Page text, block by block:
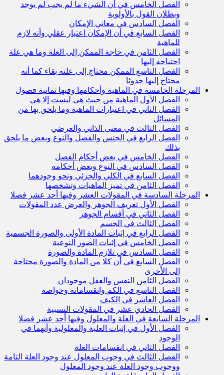
الفصل الخامس في أن الشيء ما لم يجب لم يوجد
وبطلان القول بالأولوية
الفصل السادس في معاني الإمكان
الفصل السابع في أن الإمكان اعتبار عقلي وأنه لازم
للماهية
الفصل الثامن في حاجة الممكن إلى العلة وما هي علة
احتياجه إليها
الفصل التاسع الممكن محتاج إلى علته بقاء كما أنه
محتاج إليها حدوثا
المرحلة الخامسة في الماهية وأحكامها وفيها ثمانية فصول
الفصل الأول الماهية من حيث هي ليست إلا هي
الفصل الثاني في اعتبارات الماهية وما يلحق بها من
المسائل
الفصل الثالث في معنى الذاتي والعرضي
الفصل الرابع في الجنس والفصل والنوع وبعض ما يلحق
بذلك
الفصل الخامس في بعض أحكام الفصل
الفصل السادس في النوع وبعض أحكامه
الفصل السابع في الكلي والجزئي ونحو وجودهما
الفصل الثامن في تميز الماهيات وتشخصها
المرحلة السادسة في المقولات العشر وفيها أحد عشر فصلا
الفصل الأول تعريف الجوهر والعرض عدد المقولات
الفصل الثاني في أقسام الجوهر
الفصل الثالث في الجسم
الفصل الرابع في إثبات المادة الأولى والصورة الجسمية
الفصل الخامس في إثبات الصور النوعية
الفصل السادس في تلازم المادة والصورة
الفصل السابع في أن كلا من المادة والصورة محتاجة
إلى الأخرى
الفصل الثامن النفس والعقل موجودان
الفصل التاسع في الكم وانقساماته وخواصه
الفصل العاشر في الكيف
الفصل الحادي عشر في المقولات النسبية
المرحلة السابعة في العلة والمعلول وفيها أحد عشر فصلا
الفصل الأول في إثبات العلية والمعلولية وأنهما في
الوجود
الفصل الثاني في انقسامات العلة
الفصل الثالث في وجوب المعلول عند وجود العلة التامة
ووجوب وجود العلة عند وجود المعلول